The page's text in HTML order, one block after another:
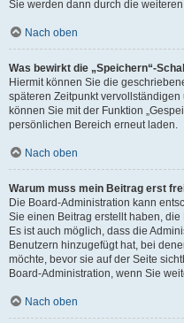
Sie werden dann durch die
Nach oben
Was bewirkt die „Speichern“-
Hiermit können Sie die
späteren Zeitpunkt
können Sie mit der Funktion
persönlichen Bereich erneut laden.
Nach oben
Warum muss mein Beitrag erst
Die Board-Administration kann
Sie einen Beitrag erstellt haben,
Es ist auch möglich, dass die
Benutzern hinzugefügt hat, bei
möchte, bevor sie auf der Seite
Board-Administration, wenn Sie
Nach oben